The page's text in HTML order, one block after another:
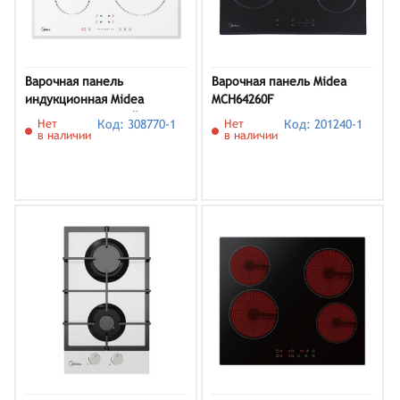
Варочная панель
индукционная Midea
MIH64721FW, белый
Нет
в наличии
Код: 308770-1
Варочная панель Midea
MCH64260F
Нет
в наличии
Код: 201240-1